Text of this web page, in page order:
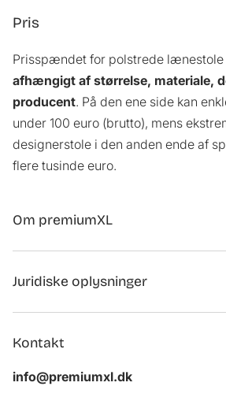
Pris
Prisspændet for polstrede lænestole
afhængigt af størrelse, materiale,
producent. På den ene side kan
under 100 euro (brutto), mens
designerstole i den anden ende af
flere tusinde euro.
Om premiumXL
Kontaktformular til samarbejder
FAQ
Juridiske oplysninger
Aftryk
Beskyttelse af personoplysninger
Kontakt
info@premiumxl.dk